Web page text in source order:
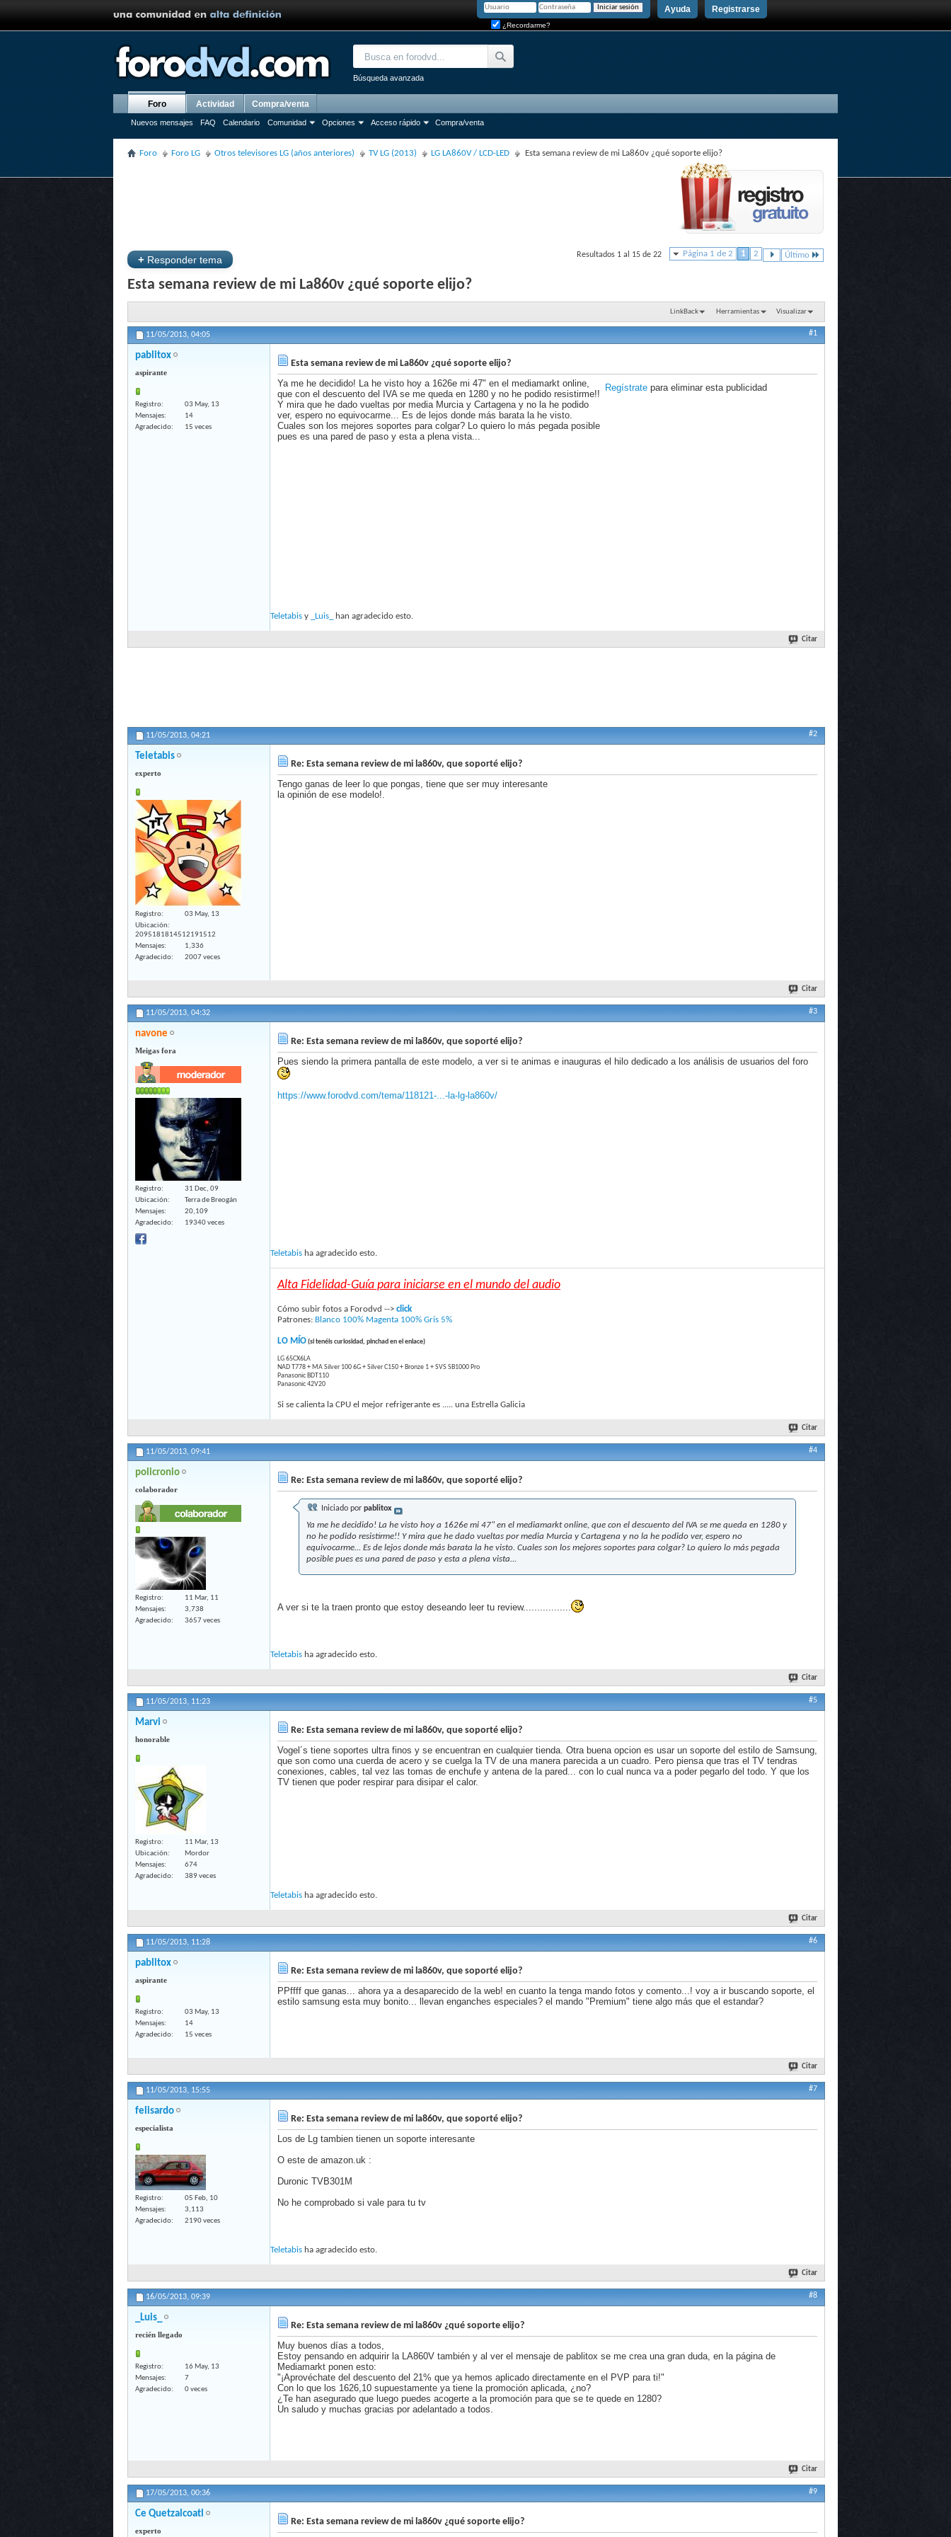
Registrarse
Ayuda
¿Recordarme?
Búsqueda avanzada
Foro
Nuevos mensajes FAQ Calendario Comunidad Opciones Acceso rápido Compra/venta
Actividad Compra/venta
Foro Foro LG Otros televisores LG (años anteriores) TV LG (2013) LG LA860V / LCD-LED Esta semana review de mi La860v ¿qué soporte elijo?
+ Responder tema
Página 1 de 2 1 2 Último
Resultados 1 al 15 de 22
Esta semana review de mi La860v ¿qué soporte elijo?
LinkBack Herramientas Visualizar
11/05/2013, 04:05 #1
pablitox
aspirante
Registro
03 May, 13
Mensajes
14
Agradecido
15 veces
Esta semana review de mi La860v ¿qué soporte elijo?
Regístrate para eliminar esta publicidad
Ya me he decidido! La he visto hoy a 1626e mi 47" en el mediamarkt online,
que con el descuento del IVA se me queda en 1280 y no he podido resistirme!!
Y mira que he dado vueltas por media Murcia y Cartagena y no la he podido
ver, espero no equivocarme... Es de lejos donde más barata la he visto.
Cuales son los mejores soportes para colgar? Lo quiero lo más pegada posible
pues es una pared de paso y esta a plena vista...
Teletabis y _Luis_ han agradecido esto.
Citar
11/05/2013, 04:21 #2
Teletabis
experto
Registro
03 May, 13
Ubicación
2095181814512191512
Mensajes
1,336
Agradecido
2007 veces
Re: Esta semana review de mi la860v, que soporté elijo?
Tengo ganas de leer lo que pongas, tiene que ser muy interesante
la opinión de ese modelo!.
Citar
11/05/2013, 04:32 #3
navone
Meigas fora
Registro
31 Dec, 09
Ubicación
Terra de Breogán
Mensajes
20,109
Agradecido
19340 veces
Re: Esta semana review de mi la860v, que soporté elijo?
Pues siendo la primera pantalla de este modelo, a ver si te animas e inauguras el hilo dedicado a los análisis de usuarios del foro
https://www.forodvd.com/tema/118121-...-la-lg-la860v/
Teletabis ha agradecido esto.
Alta Fidelidad-Guía para iniciarse en el mundo del audio
Cómo subir fotos a Forodvd --> click
Patrones: Blanco 100% Magenta 100% Gris 5%
LO MÍO(si tenéis curiosidad, pinchad en el enlace)
LG 65CX6LA
NAD T778 + MA Silver 100 6G + Silver C150 + Bronze 1 + SVS SB1000 Pro
Panasonic BDT110
Panasonic 42V20
Si se calienta la CPU el mejor refrigerante es ..... una Estrella Galicia
Citar
11/05/2013, 09:41 #4
policronio
colaborador
Registro
11 Mar, 11
Mensajes
3,738
Agradecido
3657 veces
Re: Esta semana review de mi la860v, que soporté elijo?
Iniciado por pablitox
Ya me he decidido! La he visto hoy a 1626e mi 47" en el mediamarkt online, que con el descuento del IVA se me queda en 1280 y
no he podido resistirme!! Y mira que he dado vueltas por media Murcia y Cartagena y no la he podido ver, espero no
equivocarme... Es de lejos donde más barata la he visto. Cuales son los mejores soportes para colgar? Lo quiero lo más pegada
posible pues es una pared de paso y esta a plena vista...
A ver si te la traen pronto que estoy deseando leer tu review.................
Teletabis ha agradecido esto.
Citar
11/05/2013, 11:23 #5
Marvi
honorable
Registro
11 Mar, 13
Ubicación
Mordor
Mensajes
674
Agradecido
389 veces
Re: Esta semana review de mi la860v, que soporté elijo?
Vogel´s tiene soportes ultra finos y se encuentran en cualquier tienda. Otra buena opcion es usar un soporte del estilo de Samsung,
que son como una cuerda de acero y se cuelga la TV de una manera parecida a un cuadro. Pero piensa que tras el TV tendras
conexiones, cables, tal vez las tomas de enchufe y antena de la pared... con lo cual nunca va a poder pegarlo del todo. Y que los
TV tienen que poder respirar para disipar el calor.
Teletabis ha agradecido esto.
Citar
11/05/2013, 11:28 #6
pablitox
aspirante
Registro
03 May, 13
Mensajes
14
Agradecido
15 veces
Re: Esta semana review de mi la860v, que soporté elijo?
PPffff que ganas... ahora ya a desaparecido de la web! en cuanto la tenga mando fotos y comento...! voy a ir buscando soporte, el
estilo samsung esta muy bonito... llevan enganches especiales? el mando "Premium" tiene algo más que el estandar?
Citar
11/05/2013, 15:55 #7
felisardo
especialista
Registro
05 Feb, 10
Mensajes
3,113
Agradecido
2190 veces
Re: Esta semana review de mi la860v, que soporté elijo?
Los de Lg tambien tienen un soporte interesante
O este de amazon.uk :
Duronic TVB301M
No he comprobado si vale para tu tv
Teletabis ha agradecido esto.
Citar
16/05/2013, 09:39 #8
_Luis_
recién llegado
Registro
16 May, 13
Mensajes
7
Agradecido
0 veces
Re: Esta semana review de mi la860v ¿qué soporte elijo?
Muy buenos días a todos,
Estoy pensando en adquirir la LA860V también y al ver el mensaje de pablitox se me crea una gran duda, en la página de
Mediamarkt ponen esto:
"¡Aprovéchate del descuento del 21% que ya hemos aplicado directamente en el PVP para ti!"
Con lo que los 1626,10 supuestamente ya tiene la promoción aplicada, ¿no?
¿Te han asegurado que luego puedes acogerte a la promoción para que se te quede en 1280?
Un saludo y muchas gracias por adelantado a todos.
Citar
17/05/2013, 00:36 #9
Ce Quetzalcoatl
experto
Re: Esta semana review de mi la860v ¿qué soporte elijo?